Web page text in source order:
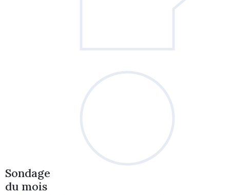
Sondage
du mois